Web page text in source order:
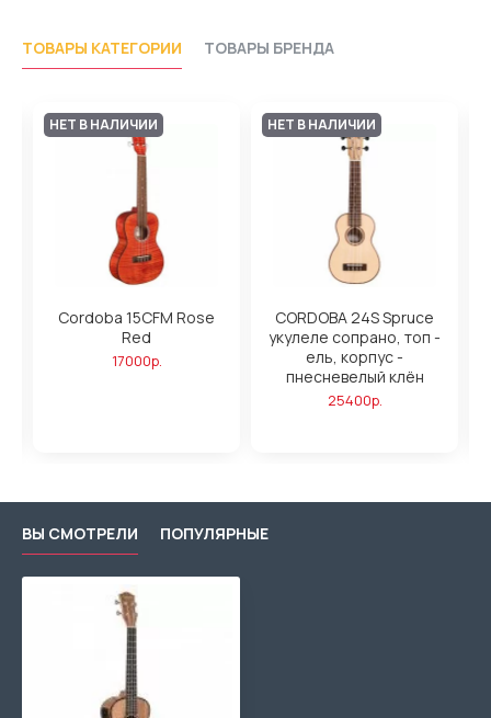
ТОВАРЫ КАТЕГОРИИ ТОВАРЫ БРЕНДА
НЕТ В НАЛИЧИИ
Cordoba 15CFM Rose
Red
17000р.
НЕТ В НАЛИЧИИ
CORDOBA 24S Spruce
укулеле сопрано, топ -
ель, корпус -
пнесневелый клён
25400р.
ВЫ СМОТРЕЛИ ПОПУЛЯРНЫЕ